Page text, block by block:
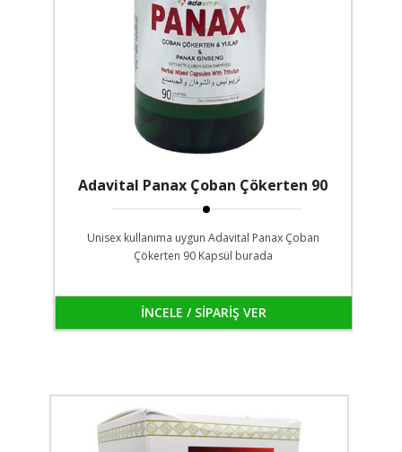
Adavital Panax Çoban Çökerten 90
Kapsül
Unisex kullanıma uygun Adavital Panax Çoban
Çökerten 90 Kapsül burada
İNCELE / SİPARİŞ VER